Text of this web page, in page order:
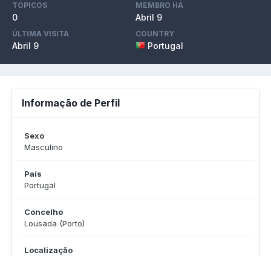
TÓPICOS
0
MEMBRO HÁ
Abril 9
ÚLTIMA VISITA
Abril 9
COUNTRY
Portugal
Informação de Perfil
Sexo
Masculino
País
Portugal
Concelho
Lousada (Porto)
Localização